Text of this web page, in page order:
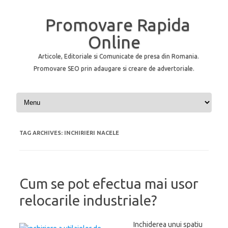
Promovare Rapida
Online
Articole, Editoriale si Comunicate de presa din Romania.
Promovare SEO prin adaugare si creare de advertoriale.
Skip to content
TAG ARCHIVES: INCHIRIERI NACELE
Cum se pot efectua mai usor
relocarile industriale?
Inchiderea unui spatiu